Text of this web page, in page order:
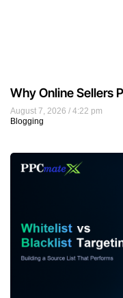
August 7, 2026
4:22 pm
Blogging
Why Online Sellers